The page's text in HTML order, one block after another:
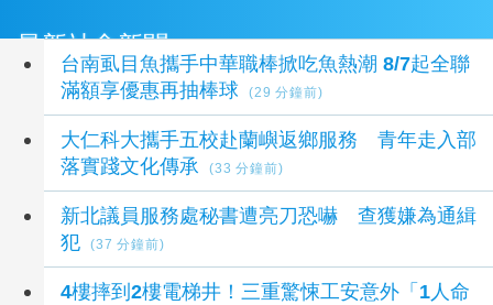
最新社會新聞
台南虱目魚攜手中華職棒掀吃魚熱潮 8/7起全聯
滿額享優惠再抽棒球
(29 分鐘前)
大仁科大攜手五校赴蘭嶼返鄉服務 青年走入部
落實踐文化傳承
(33 分鐘前)
新北議員服務處秘書遭亮刀恐嚇 查獲嫌為通緝
犯
(37 分鐘前)
4樓摔到2樓電梯井！三重驚悚工安意外「1人命